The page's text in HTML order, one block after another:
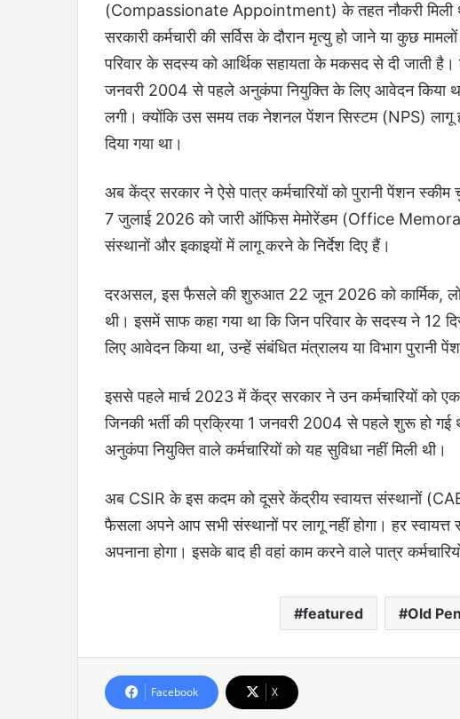
(Compassionate Appointment) के तहत नौकरी मिली
सरकारी कर्मचारी की सर्विस के दौरान मृत्यु हो जाने या कुछ
परिवार के सदस्य को आर्थिक सहायता के मकसद से दी जाती है।
जनवरी 2004 से पहले अनुकंपा नियुक्ति के लिए आवेदन किया
लगी। क्योंकि उस समय तक नेशनल पेंशन सिस्टम (NPS) लागू
दिया गया था।
अब केंद्र सरकार ने ऐसे पात्र कर्मचारियों को पुरानी पेंशन
7 जुलाई 2026 को जारी ऑफिस मेमोरेंडम (Office
संस्थानों और इकाइयों में लागू करने के निर्देश दिए हैं।
दरअसल, इस फैसले की शुरुआत 22 जून 2026 को कार्मिक,
थी। इसमें साफ कहा गया था कि जिन परिवार के सदस्य ने 12
लिए आवेदन किया था, उन्हें संबंधित मंत्रालय या विभाग पुरानी
इससे पहले मार्च 2023 में केंद्र सरकार ने उन कर्मचारियों को
जिनकी भर्ती की प्रक्रिया 1 जनवरी 2004 से पहले शुरू हो गई
अनुकंपा नियुक्ति वाले कर्मचारियों को यह सुविधा नहीं मिली थी।
अब CSIR के इस कदम को दूसरे केंद्रीय स्वायत्त संस्थानों
फैसला अपने आप सभी संस्थानों पर लागू नहीं होगा। हर
अपनाना होगा। इसके बाद ही वहां काम करने वाले पात्र
featured Old
Facebook X